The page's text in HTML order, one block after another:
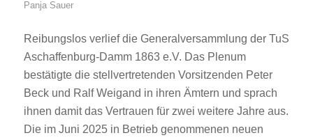
Panja Sauer
Reibungslos verlief die Generalversammlung der TuS
Aschaffenburg-Damm 1863 e.V. Das Plenum
bestätigte die stellvertretenden Vorsitzenden Peter
Beck und Ralf Weigand in ihren Ämtern und sprach
ihnen damit das Vertrauen für zwei weitere Jahre aus.
Die im Juni 2025 in Betrieb genommenen neuen